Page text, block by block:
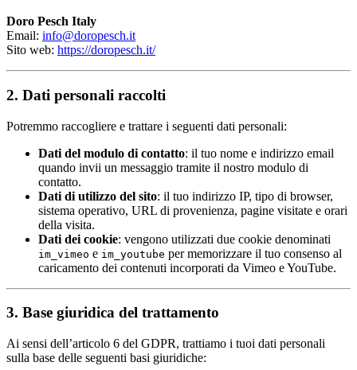
Doro Pesch Italy
Email: info@doropesch.it
Sito web: https://doropesch.it/
2. Dati personali raccolti
Potremmo raccogliere e trattare i seguenti dati personali:
Dati del modulo di contatto: il tuo nome e indirizzo email
quando invii un messaggio tramite il nostro modulo di
contatto.
Dati di utilizzo del sito: il tuo indirizzo IP, tipo di browser,
sistema operativo, URL di provenienza, pagine visitate e orari
della visita.
Dati dei cookie: vengono utilizzati due cookie denominati
im_vimeo e im_youtube per memorizzare il tuo consenso al
caricamento dei contenuti incorporati da Vimeo e YouTube.
3. Base giuridica del trattamento
Ai sensi dell’articolo 6 del GDPR, trattiamo i tuoi dati personali
sulla base delle seguenti basi giuridiche: